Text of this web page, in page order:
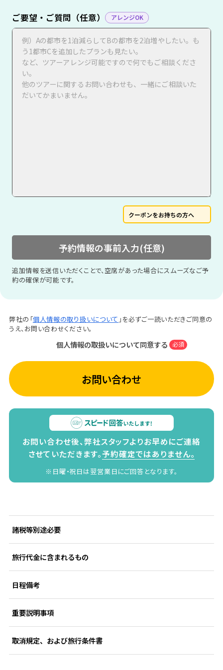
ご要望・ご質問（任意） アレンジOK
クーポンをお持ちの方へ
予約情報の事前入力(任意)
追加情報を送信いただくことで、空席があった場合にスムーズなご予
約の確保が可能です。
弊社の「個人情報の取り扱いについて 」を必ずご一読いただきご同意の
うえ、お問い合わせください。
個人情報の取扱いについて同意する 必須
お問い合わせ
お問い合わせ後、弊社スタッフよりお早めにご連絡
させていただきます。予約確定ではありません。
※日曜・祝日は翌営業日にご回答となります。
諸税等別途必要
旅行代金に含まれるもの
日程備考
重要説明事項
取消規定、および旅行条件書